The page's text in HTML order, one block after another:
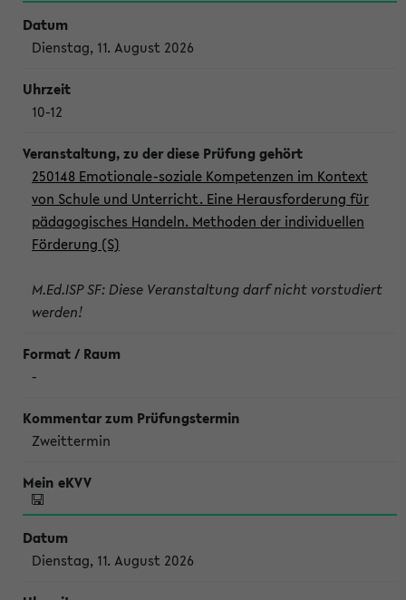
Dienstag, 11. August 2026
10-12
250148 Emotionale-soziale Kompetenzen im Kontext
von Schule und Unterricht. Eine Herausforderung für
pädagogisches Handeln. Methoden der individuellen
Förderung (S)
M.Ed.ISP SF: Diese Veranstaltung darf nicht vorstudiert
werden!
-
Zweittermin
Dienstag, 11. August 2026